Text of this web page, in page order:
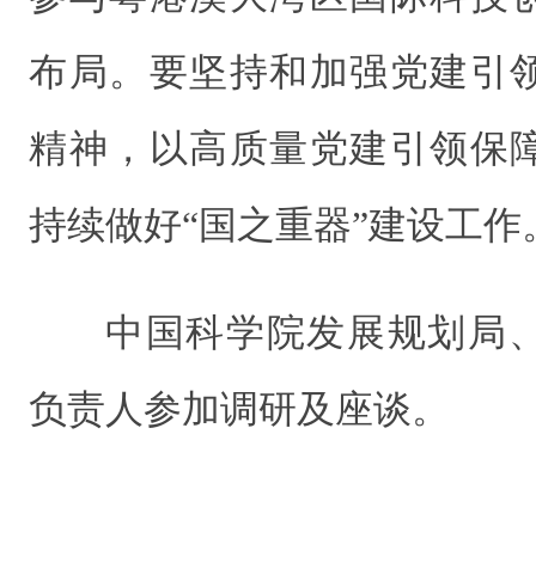
布局。要坚持和加强党建引
精神，以高质量党建引领保
持续做好“国之重器”建设工作
中国科学院发展规划局
负责人参加调研及座谈。